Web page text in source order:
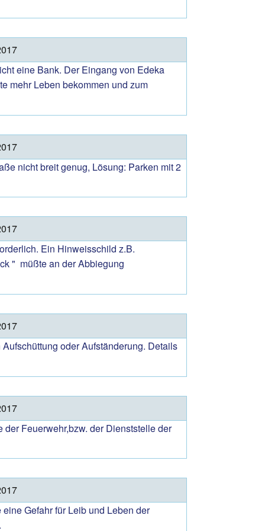
eine Bank. Der Eingang von Edeka
mehr Leben bekommen und zum
nicht breit genug, Lösung: Parken mit 2
Ein Hinweisschild z.B.
" müßte an der Abbiegung
oder Aufständerung. Details
Feuerwehr,bzw. der Dienststelle der
Gefahr für Leib und Leben der